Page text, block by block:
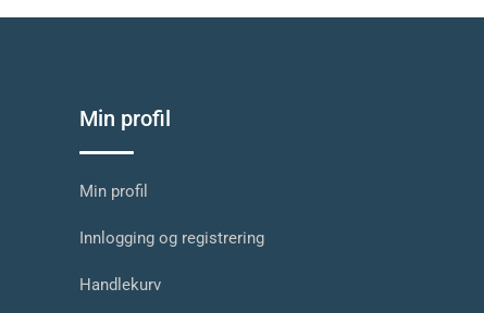
Min profil
Min profil
Innlogging og registrering
Handlekurv